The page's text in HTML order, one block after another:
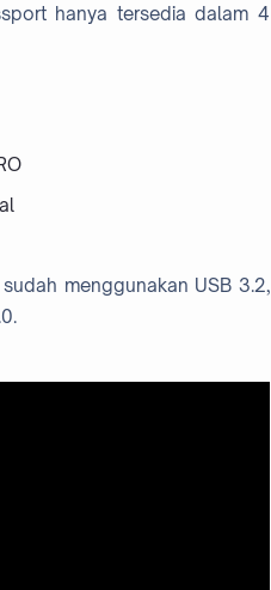
hanya tersedia dalam 4
menggunakan USB 3.2,